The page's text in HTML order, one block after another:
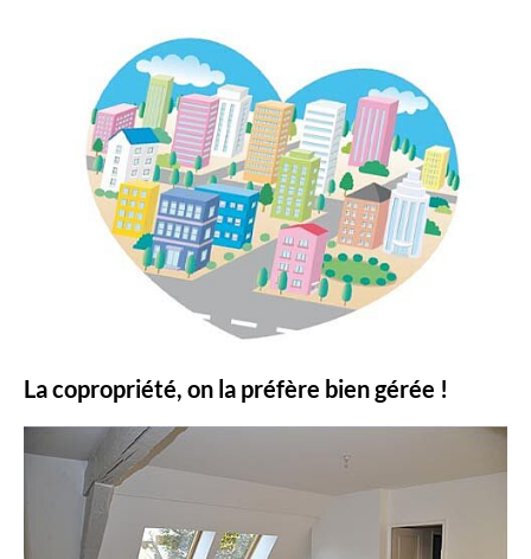
La copropriété, on la préfère bien gérée !